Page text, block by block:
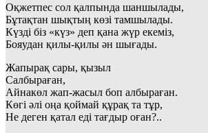
Оқжетпес сол қалпында шаншылады,
Бұтақтан шықтың көзі тамшылады.
Күзді біз «күз» деп қана жүр екеміз,
Бояудан қилы-қилы ән шығады.
Жапырақ сары, қызыл
Салбыраған,
Айнакөл жап-жасыл боп албыраған.
Көгі әлі оңа қоймай құрақ та тұр,
Не деген қатал еді тағдыр оған?..